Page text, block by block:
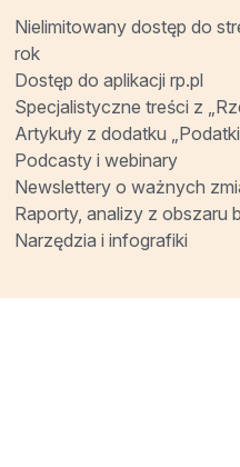
Nielimitowany dostęp do
rok
Dostęp do aplikacji rp.pl
Specjalistyczne treści z
Artykuły z dodatku
Podcasty i webinary
Newslettery o ważnych
Raporty, analizy z obszaru
Narzędzia i infografiki